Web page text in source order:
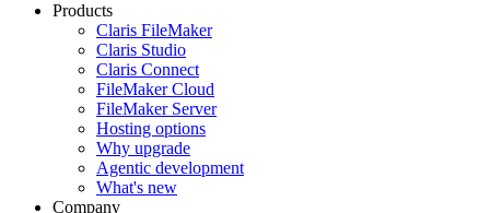
Products
Claris FileMaker
Claris Studio
Claris Connect
FileMaker Cloud
FileMaker Server
Hosting options
Why upgrade
Agentic development
What's new
Company